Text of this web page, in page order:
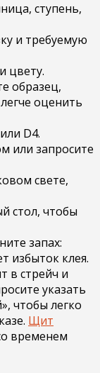
ступень,
и требуемую
цвету.
образец,
оценить
D4.
или запросите
свете,
стол, чтобы
запах:
избыток клея.
в стрейч и
указать
чтобы легко
Щит
временем